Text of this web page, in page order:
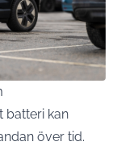
batteri kan
över tid.